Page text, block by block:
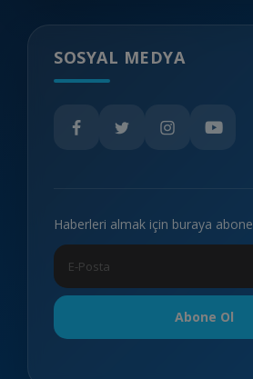
SOSYAL MEDYA
Haberleri almak için buraya
Abone Ol